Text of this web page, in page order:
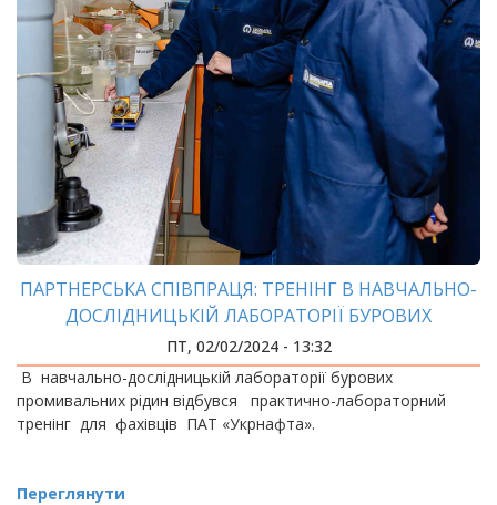
ПАРТНЕРСЬКА СПІВПРАЦЯ: ТРЕНІНГ В НАВЧАЛЬНО-
ДОСЛІДНИЦЬКІЙ ЛАБОРАТОРІЇ БУРОВИХ
ПРОМИВАЛЬНИХ РІДИН ДЛЯ ФАХІВЦІВ ПАТ
«УКРНАФТА»
ПТ, 02/02/2024 - 13:32
В навчально-дослідницькій лабораторії бурових
промивальних рідин відбувся практично-лабораторний
тренінг для фахівців ПАТ «Укрнафта».
Переглянути